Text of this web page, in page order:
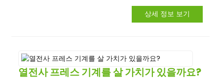
상세 정보 보기
열전사 프레스 기계를 살 가치가 있을까요?